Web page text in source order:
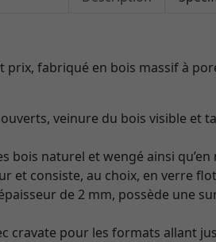
prix, fabriqué en bois massif à
veinure du bois visible et
bois naturel et wengé ainsi
et consiste, au choix, en verre
de 2 mm, possède une
cravate pour les formats allant